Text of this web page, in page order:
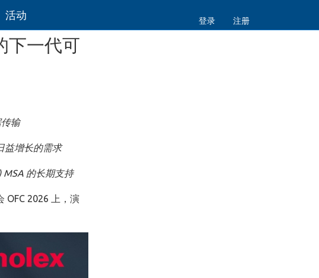
活动 登录 注册
下一代可
输
益增长的需求
MSA 的长期支持
OFC 2026 上，演